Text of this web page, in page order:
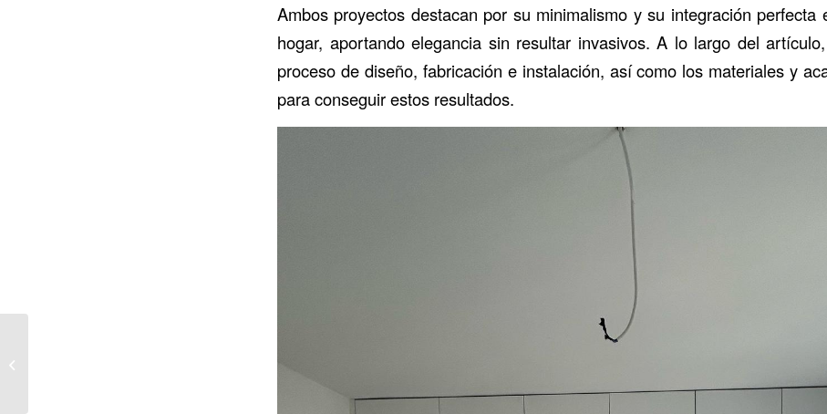
Ambos proyectos destacan por su minimalismo y su integración perfecta
hogar, aportando elegancia sin resultar invasivos. A lo largo del
proceso de diseño, fabricación e instalación, así como los materiales y
para conseguir estos resultados.